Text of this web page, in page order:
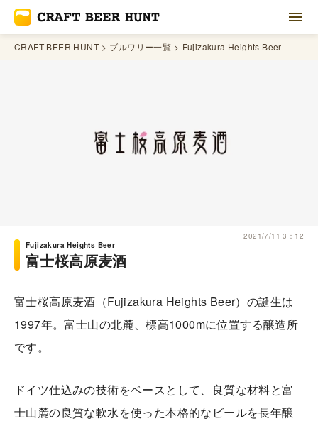
CRAFT BEER HUNT ブルワリー一覧 Fujizakura Heights Beer
2021/7/11 3：12
Fujizakura Heights Beer
富士桜高原麦酒
富士桜高原麦酒（Fujizakura Heights Beer）の誕生は
1997年。富士山の北麓、標高1000mに位置する醸造所
です。
ドイツ仕込みの技術をベースとして、良質な材料と富
士山麓の良質な軟水を使った本格的なビールを長年醸